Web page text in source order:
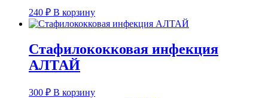
240 ₽ В корзину
Стафилококковая инфекция
АЛТАЙ
300 ₽ В корзину